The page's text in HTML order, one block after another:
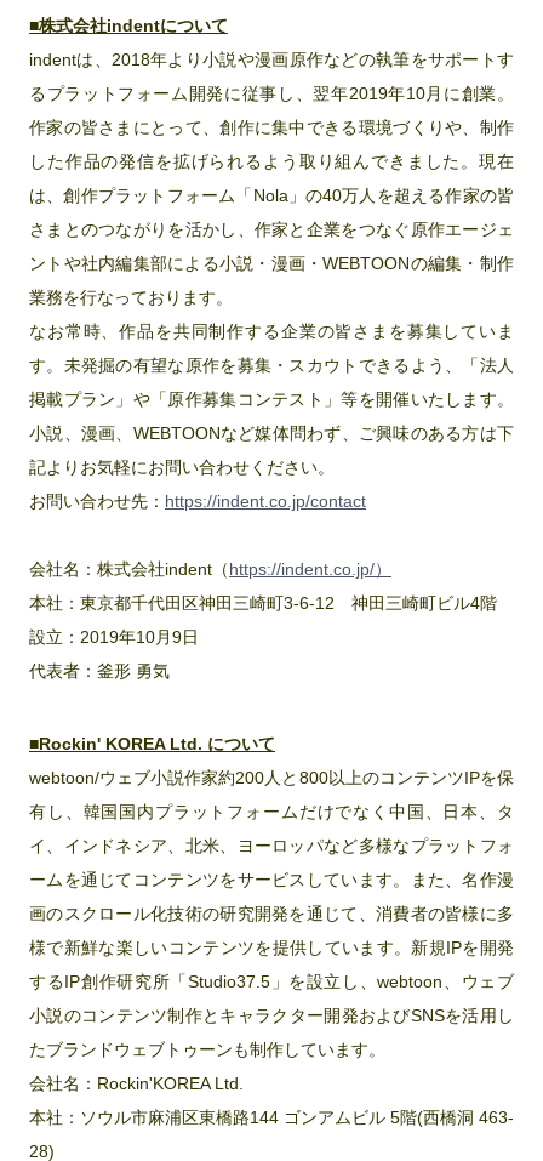
■株式会社indentについて
indentは、2018年より小説や漫画原作などの執筆をサポートす
るプラットフォーム開発に従事し、翌年2019年10月に創業。
作家の皆さまにとって、創作に集中できる環境づくりや、制作
した作品の発信を拡げられるよう取り組んできました。現在
は、創作プラットフォーム「Nola」の40万人を超える作家の皆
さまとのつながりを活かし、作家と企業をつなぐ原作エージェ
ントや社内編集部による小説・漫画・WEBTOONの編集・制作
業務を行なっております。
なお常時、作品を共同制作する企業の皆さまを募集していま
す。未発掘の有望な原作を募集・スカウトできるよう、「法人
掲載プラン」や「原作募集コンテスト」等を開催いたします。
小説、漫画、WEBTOONなど媒体問わず、ご興味のある方は下
記よりお気軽にお問い合わせください。
お問い合わせ先： https://indent.co.jp/contact
会社名：株式会社indent（https://indent.co.jp/）
本社：東京都千代田区神田三崎町3‐6‐12 神田三崎町ビル4階
設立：2019年10月9日
代表者：釜形 勇気
■Rockin' KOREA Ltd. について
webtoon/ウェブ小説作家約200人と800以上のコンテンツIPを保
有し、韓国国内プラットフォームだけでなく中国、日本、タ
イ、インドネシア、北米、ヨーロッパなど多様なプラットフォ
ームを通じてコンテンツをサービスしています。また、名作漫
画のスクロール化技術の研究開発を通じて、消費者の皆様に多
様で新鮮な楽しいコンテンツを提供しています。新規IPを開発
するIP創作研究所「Studio37.5」を設立し、webtoon、ウェブ
小説のコンテンツ制作とキャラクター開発およびSNSを活用し
たブランドウェブトゥーンも制作しています。
会社名：Rockin'KOREA Ltd.
本社：ソウル市麻浦区東橋路144 ゴンアムビル 5階(西橋洞 463-
28)